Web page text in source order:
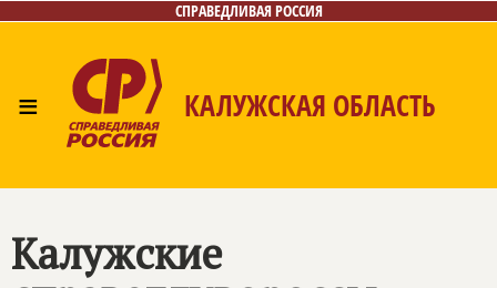
СПРАВЕДЛИВАЯ РОССИЯ
≡ КАЛУЖСКАЯ ОБЛАСТЬ
Калужские